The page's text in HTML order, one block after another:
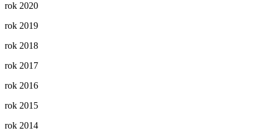
rok 2020
rok 2019
rok 2018
rok 2017
rok 2016
rok 2015
rok 2014